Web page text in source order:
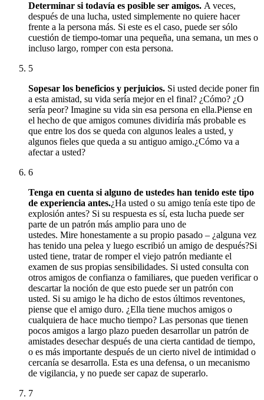
Determinar si todavía es posible ser amigos. A veces,
después de una lucha, usted simplemente no quiere hacer
frente a la persona más. Si este es el caso, puede ser sólo
cuestión de tiempo-tomar una pequeña, una semana, un mes o
incluso largo, romper con esta persona.
5
Sopesar los beneficios y perjuicios. Si usted decide poner fin
a esta amistad, su vida sería mejor en el final? ¿Cómo? ¿O
sería peor? Imagine su vida sin esa persona en ella.Piense en
el hecho de que amigos comunes dividiría más probable es
que entre los dos se queda con algunos leales a usted, y
algunos fieles que queda a su antiguo amigo.¿Cómo va a
afectar a usted?
6
Tenga en cuenta si alguno de ustedes han tenido este tipo
de experiencia antes.¿Ha usted o su amigo tenía este tipo de
explosión antes? Si su respuesta es sí, esta lucha puede ser
parte de un patrón más amplio para uno de
ustedes. Mire honestamente a su propio pasado – ¿alguna vez
has tenido una pelea y luego escribió un amigo de después?Si
usted tiene, tratar de romper el viejo patrón mediante el
examen de sus propias sensibilidades. Si usted consulta con
otros amigos de confianza o familiares, que pueden verificar o
descartar la noción de que esto puede ser un patrón con
usted. Si su amigo le ha dicho de estos últimos reventones,
piense que el amigo duro. ¿Ella tiene muchos amigos o
cualquiera de hace mucho tiempo? Las personas que tienen
pocos amigos a largo plazo pueden desarrollar un patrón de
amistades desechar después de una cierta cantidad de tiempo,
o es más importante después de un cierto nivel de intimidad o
cercanía se desarrolla. Esta es una defensa, o un mecanismo
de vigilancia, y no puede ser capaz de superarlo.
7